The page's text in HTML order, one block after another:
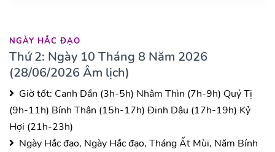
NGÀY HẮC ĐẠO
Thứ 2: Ngày 10 Tháng 8 Năm 2026
(28/06/2026 Âm lịch)
Giờ tốt: Canh Dần (3h-5h) Nhâm Thìn (7h-9h) Quý Tị
(9h-11h) Bính Thân (15h-17h) Đinh Dậu (17h-19h) Kỷ
Hợi (21h-23h)
Ngày Hắc đạo, Ngày Hắc đạo, Tháng Ất Mùi, Năm Bính